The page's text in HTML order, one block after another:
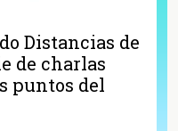
Distancias de
de charlas
puntos del